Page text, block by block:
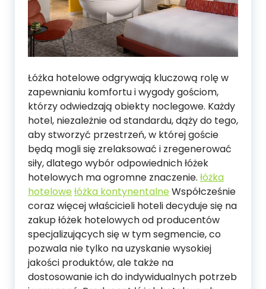
Łóżka hotelowe odgrywają kluczową rolę w
zapewnianiu komfortu i wygody gościom,
którzy odwiedzają obiekty noclegowe. Każdy
hotel, niezależnie od standardu, dąży do tego,
aby stworzyć przestrzeń, w której goście
będą mogli się zrelaksować i zregenerować
siły, dlatego wybór odpowiednich łóżek
hotelowych ma ogromne znaczenie. łóżka
hotelowełóżka kontynentalneWspółcześnie
coraz więcej właścicieli hoteli decyduje się na
zakup łóżek hotelowych od producentów
specjalizujących się w tym segmencie, co
pozwala nie tylko na uzyskanie wysokiej
jakości produktów, ale także na
dostosowanie ich do indywidualnych potrzeb